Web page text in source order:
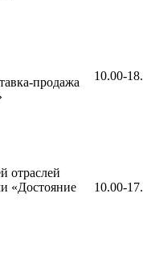
продажа
10.00-
отраслей
«Достояние
10.00-